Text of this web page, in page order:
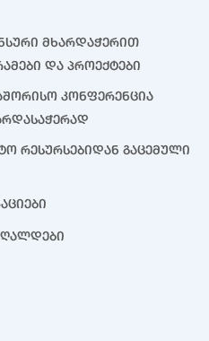
მხარდაჭერით
და პროექტები
კონფერენცია
რესურსებიდან გაცემული